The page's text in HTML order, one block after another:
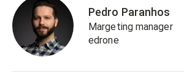
Pedro Paranhos
Margeting manager
edrone